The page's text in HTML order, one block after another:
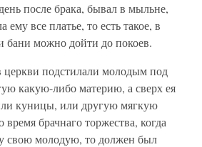
после брака, бывал в мыльне,
ему все платье, то есть такое, в
бани можно дойти до покоев.
церкви подстилали молодым под
какую-либо материю, а сверх ея
куницы, или другую мягкую
брачнаго торжества, когда
свою молодую, то должен был